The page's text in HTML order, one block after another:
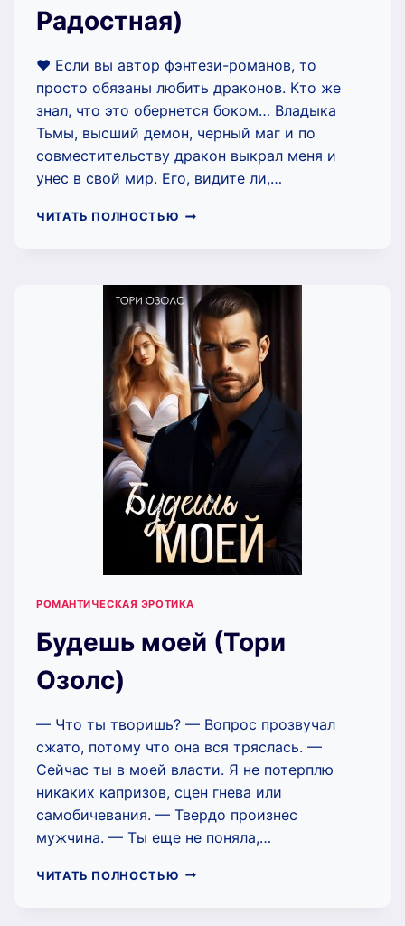
Радостная)
❤️ Если вы автор фэнтези-романов, то
просто обязаны любить драконов. Кто же
знал, что это обернется боком… Владыка
Тьмы, высший демон, черный маг и по
совместительству дракон выкрал меня и
унес в свой мир. Его, видите ли,…
ЧИТАТЬ ПОЛНОСТЬЮ ЛЮБОВЬ
(ВЕРА
РАДОСТНАЯ)
РОМАНТИЧЕСКАЯ ЭРОТИКА
Будешь моей (Тори
Озолс)
— Что ты творишь? — Вопрос прозвучал
сжато, потому что она вся тряслась. —
Сейчас ты в моей власти. Я не потерплю
никаких капризов, сцен гнева или
самобичевания. — Твердо произнес
мужчина. — Ты еще не поняла,…
ЧИТАТЬ ПОЛНОСТЬЮ БУДЕШЬ